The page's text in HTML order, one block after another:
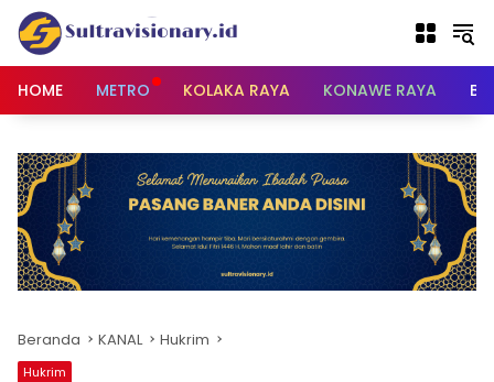
Langsung
konten
HOME
METRO KOLAKA RAYA KONAWE RAYA
Beranda KANAL Hukrim
Hukrim